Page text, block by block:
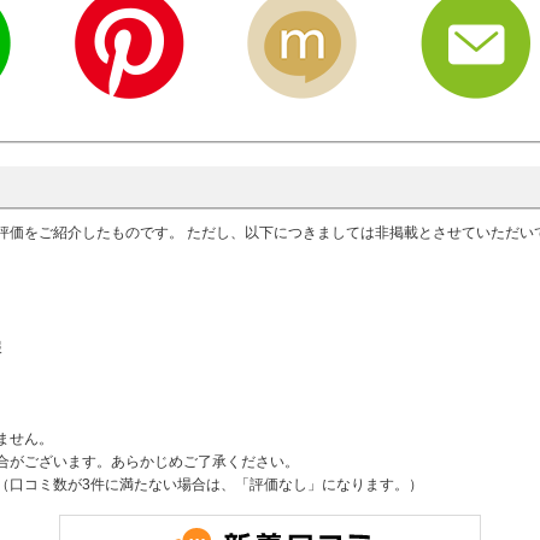
をご紹介したものです。 ただし、以下につきましては非掲載とさせていただ
ん。
ございます。あらかじめご了承ください。
コミ数が3件に満たない場合は、「評価なし」になります。）